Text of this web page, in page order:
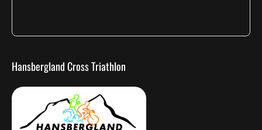
Hansbergland Cross Triathlon